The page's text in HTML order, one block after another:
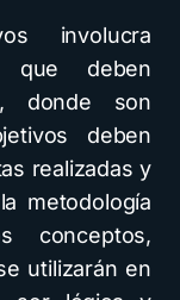
involucra
que deben
donde son
deben
realizadas y
metodología
conceptos,
utilizarán en